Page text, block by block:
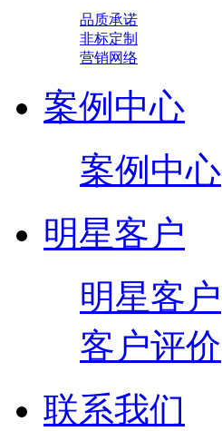
品质承诺
非标定制
营销网络
案例中心
案例中心
明星客户
明星客户
客户评价
联系我们